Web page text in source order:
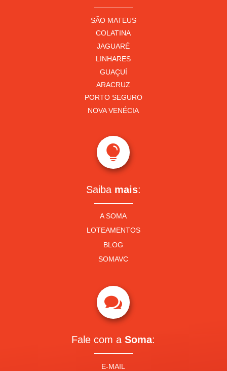
SÃO MATEUS
COLATINA
JAGUARÉ
LINHARES
GUAÇUÍ
ARACRUZ
PORTO SEGURO
NOVA VENÉCIA

Saiba mais:
A SOMA
LOTEAMENTOS
BLOG
SOMAVC

Fale com aSoma:
E-MAIL